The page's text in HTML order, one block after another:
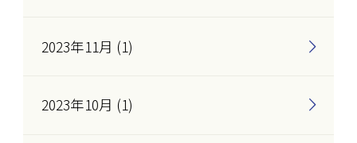
2023年11月 (1)
2023年10月 (1)